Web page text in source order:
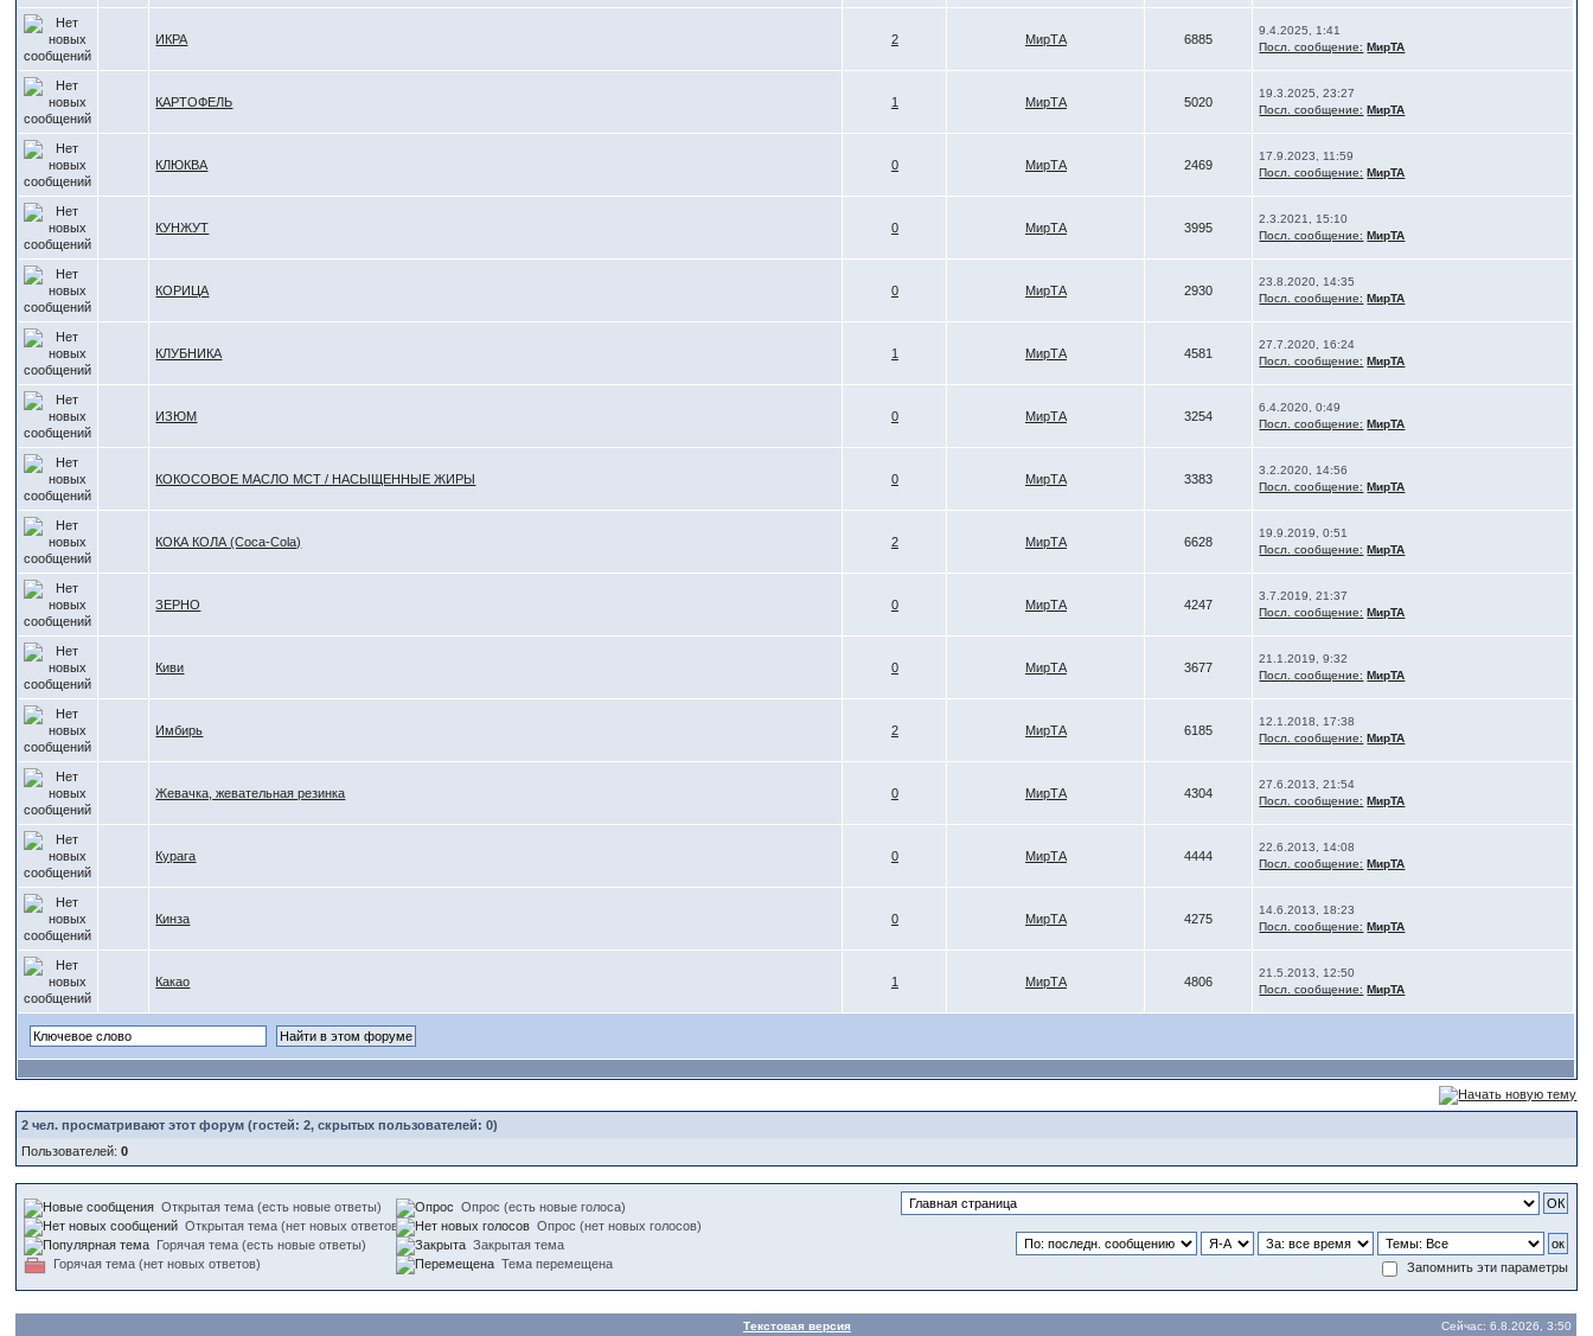
ИКРА 2 МирТА 6885
9.4.2025, 1:41
Посл. сообщение: МирТА
КАРТОФЕЛЬ 1 МирТА 5020
19.3.2025, 23:27
Посл. сообщение: МирТА
КЛЮКВА 0 МирТА 2469
17.9.2023, 11:59
Посл. сообщение: МирТА
КУНЖУТ 0 МирТА 3995
2.3.2021, 15:10
Посл. сообщение: МирТА
КОРИЦА 0 МирТА 2930
23.8.2020, 14:35
Посл. сообщение: МирТА
КЛУБНИКА 1 МирТА 4581
27.7.2020, 16:24
Посл. сообщение: МирТА
ИЗЮМ 0 МирТА 3254
6.4.2020, 0:49
Посл. сообщение: МирТА
КОКОСОВОЕ МАСЛО МСТ / НАСЫЩЕННЫЕ ЖИРЫ 0 МирТА 3383
3.2.2020, 14:56
Посл. сообщение: МирТА
КОКА КОЛА (Coca-Cola) 2 МирТА 6628
19.9.2019, 0:51
Посл. сообщение: МирТА
ЗЕРНО 0 МирТА 4247
3.7.2019, 21:37
Посл. сообщение: МирТА
Киви 0 МирТА 3677
21.1.2019, 9:32
Посл. сообщение: МирТА
Имбирь 2 МирТА 6185
12.1.2018, 17:38
Посл. сообщение: МирТА
Жевачка, жевательная резинка 0 МирТА 4304
27.6.2013, 21:54
Посл. сообщение: МирТА
Курага 0 МирТА 4444
22.6.2013, 14:08
Посл. сообщение: МирТА
Кинза 0 МирТА 4275
14.6.2013, 18:23
Посл. сообщение: МирТА
Какао 1 МирТА 4806
21.5.2013, 12:50
Посл. сообщение: МирТА
2 чел. просматривают этот форум (гостей: 2, скрытых пользователей: 0)
Пользователей:0
Открытая тема (есть новые ответы)
Открытая тема (нет новых ответов)
Горячая тема (есть новые ответы)
Горячая тема (нет новых ответов)
Опрос (есть новые голоса)
Опрос (нет новых голосов)
Закрытая тема
Тема перемещена
Запомнить эти параметры
Текстовая версия Сейчас: 6.8.2026, 3:50